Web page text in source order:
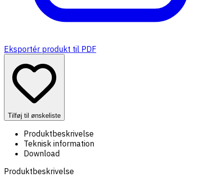
Eksportér produkt til PDF
Tilføj til ønskeliste
Produktbeskrivelse
Teknisk information
Download
Produktbeskrivelse